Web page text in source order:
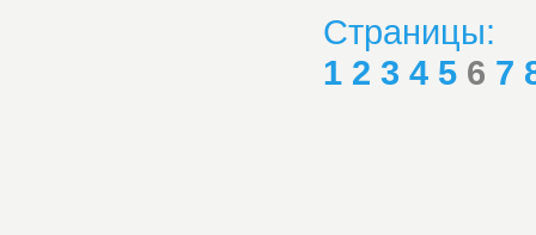
Страницы:
1 2 3 4 5 6 7